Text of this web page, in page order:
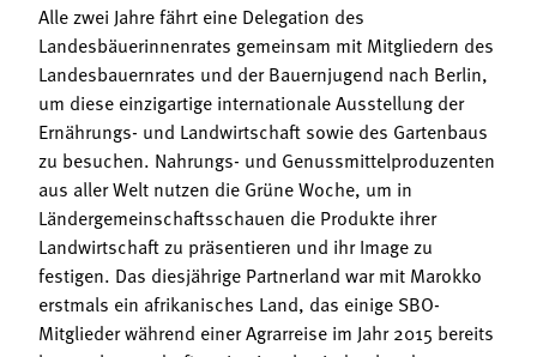
Alle zwei Jahre fährt eine Delegation des
Landesbäuerinnenrates gemeinsam mit Mitgliedern des
Landesbauernrates und der Bauernjugend nach Berlin,
um diese einzigartige internationale Ausstellung der
Ernährungs- und Landwirtschaft sowie des Gartenbaus
zu besuchen. Nahrungs- und Genussmittelproduzenten
aus aller Welt nutzen die Grüne Woche, um in
Ländergemeinschaftsschauen die Produkte ihrer
Landwirtschaft zu präsentieren und ihr Image zu
festigen. Das diesjährige Partnerland war mit Marokko
erstmals ein afrikanisches Land, das einige SBO-
Mitglieder während einer Agrarreise im Jahr 2015 bereits